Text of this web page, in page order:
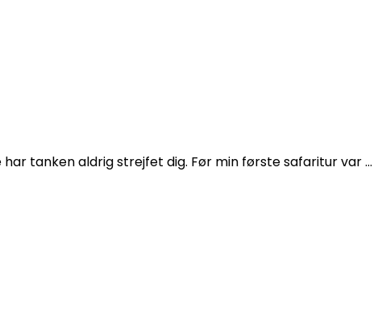
tanken aldrig strejfet dig. Før min første safaritur var …